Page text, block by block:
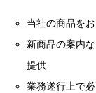
当社の商品を
新商品の案内
提供
業務遂行上で